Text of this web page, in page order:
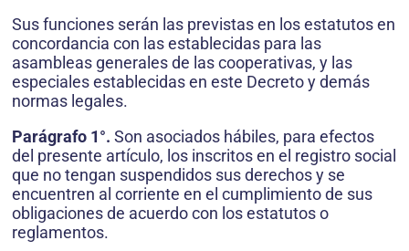
Sus funciones serán las previstas en los estatutos en
concordancia con las establecidas para las
asambleas generales de las cooperativas, y las
especiales establecidas en este Decreto y demás
normas legales.
Parágrafo 1°. Son asociados hábiles, para efectos
del presente artículo, los inscritos en el registro social
que no tengan suspendidos sus derechos y se
encuentren al corriente en el cumplimiento de sus
obligaciones de acuerdo con los estatutos o
reglamentos.